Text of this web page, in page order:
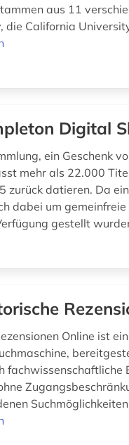
aus 11
die California
Digital
ein Geschenk
mehr als 22.000
zurück datieren. Da
dabei um
gestellt
Online ist
fachwissenschaftliche